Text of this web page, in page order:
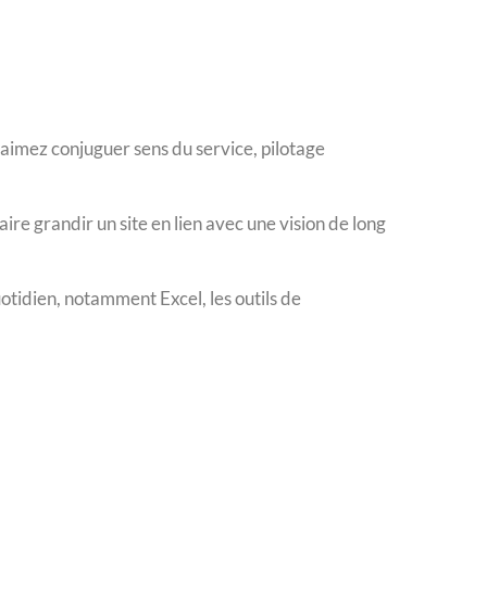
conjuguer sens du service, pilotage
grandir un site en lien avec une vision de long
notamment Excel, les outils de